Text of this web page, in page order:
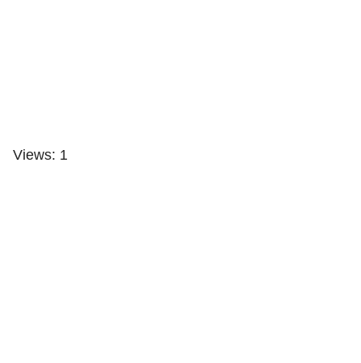
Views: 1